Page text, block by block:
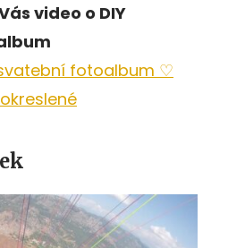
video o DIY
fotoalbum ♡